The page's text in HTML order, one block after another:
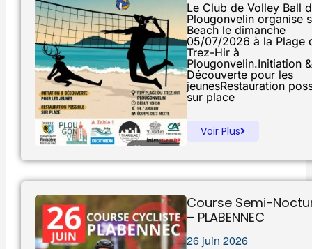
Le Club de Volley Ball
Plougonvelin organise
Beach le dimanche
05/07/2026 à la Plage
Trez-Hir à
Plougonvelin.Initiation &
Découverte pour les
jeunesRestauration
sur place
Voir Plus
Course Semi-
– PLABENNEC
26 juin 2026